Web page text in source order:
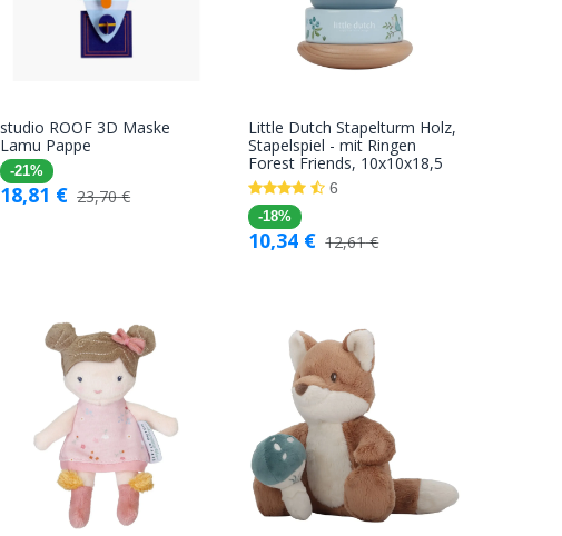
In den
studio ROOF 3D Maske
Lamu Pappe
-21%
18,81 € 23,70€
In den
Warenkorb
Little Dutch Stapelturm Holz,
Stapelspiel - mit Ringen
Forest Friends, 10x10x18,5
6
-18%
10,34 € 12,61€